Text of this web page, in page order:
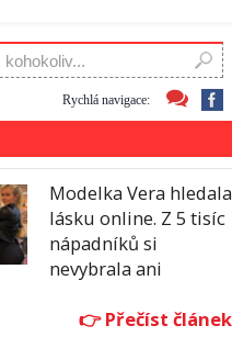
Rychlá navigace:
Modelka Vera hledala
lásku online. Z 5 tisíc
nápadníků si
nevybrala ani